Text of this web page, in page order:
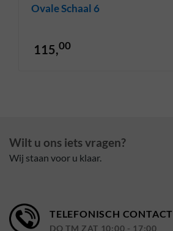
Ovale Schaal 6
115,00
Wilt u ons iets vragen?
Wij staan voor u klaar.
TELEFONISCH CONTACT
DO TM ZAT 10:00 - 17:00